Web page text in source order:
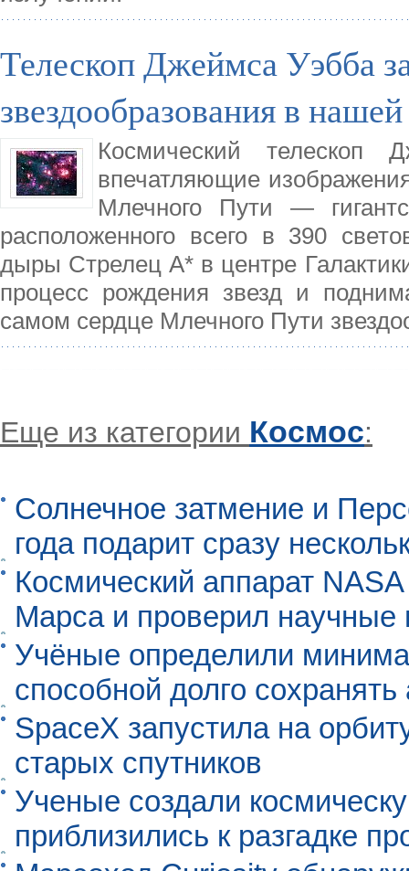
Телескоп Джеймса Уэбба
звездообразования в
Космический телескоп
впечатляющие
Млечного Пути —
расположенного всего в 390
дыры Стрелец A* в центре
процесс рождения звезд и
самом сердце Млечного Пути
Еще из категории Космос:
Солнечное затмение и
года подарит сразу
Космический аппарат
Марса и проверил научные
Учёные определили
способной долго
SpaceX запустила на
старых спутников
Ученые создали
приблизились к разгадке